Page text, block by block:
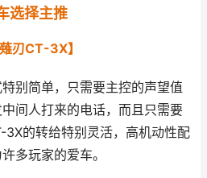
选择主推
薙刃CT-3X】
别简单，只需要主控的声望值
间人打来的电话，而且只需要
3X的转给特别灵活，高机动性配
多玩家的爱车。